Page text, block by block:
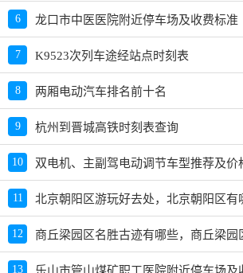
6 龙口市中医医院附近停车场及收费标准
7 K9523次列车途经站点时刻表
8 两厢电动汽车排名前十名
9 杭州到晋城高铁时刻表查询
10
11 北京朝阳区游玩好去处，北京朝阳区有
12
13 乐山市管山煤矿职工医院附近停车场及